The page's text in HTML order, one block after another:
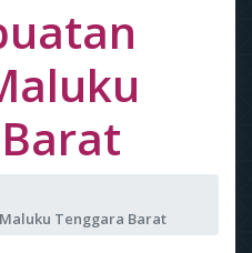
Tenggara Barat